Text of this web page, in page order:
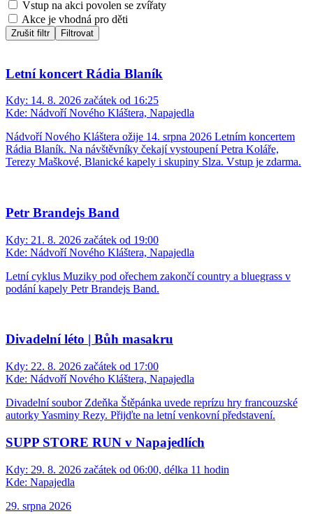
Vstup na akci povolen se zvířaty
Akce je vhodná pro děti
Zrušit filtr Filtrovat
Letní koncert Rádia Blaník
Kdy: 14. 8. 2026 začátek od 16:25
Kde: Nádvoří Nového Kláštera, Napajedla
Nádvoří Nového Kláštera ožije 14. srpna 2026 Letním koncertem
Rádia Blaník. Na návštěvníky čekají vystoupení Petra Koláře,
Terezy Maškové, Blanické kapely i skupiny Slza. Vstup je zdarma.
Petr Brandejs Band
Kdy: 21. 8. 2026 začátek od 19:00
Kde: Nádvoří Nového Kláštera, Napajedla
Letní cyklus Muziky pod ořechem zakončí country a bluegrass v
podání kapely Petr Brandejs Band.
Divadelní léto | Bůh masakru
Kdy: 22. 8. 2026 začátek od 17:00
Kde: Nádvoří Nového Kláštera, Napajedla
Divadelní soubor Zdeňka Štěpánka uvede reprízu hry francouzské
autorky Yasminy Rezy. Přijďte na letní venkovní představení.
SUPP STORE RUN v Napajedlích
Kdy: 29. 8. 2026 začátek od 06:00, délka 11 hodin
Kde: Napajedla
29. srpna 2026